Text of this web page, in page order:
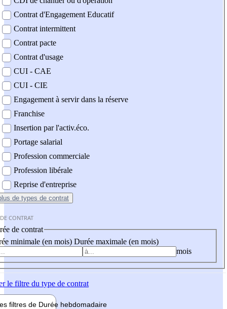
Contrat d'Engagement Educatif
Contrat intermittent
Contrat pacte
Contrat d'usage
CUI - CAE
CUI - CIE
Engagement à servir dans la réserve
Franchise
Insertion par l'activ.éco.
Portage salarial
Profession commerciale
Profession libérale
Reprise d'entreprise
de types de contrat
CONTRAT
de contrat
minimale (en mois) Durée maximale (en mois)
mois
le filtre du type de contrat
filtres de Durée hebdomadaire